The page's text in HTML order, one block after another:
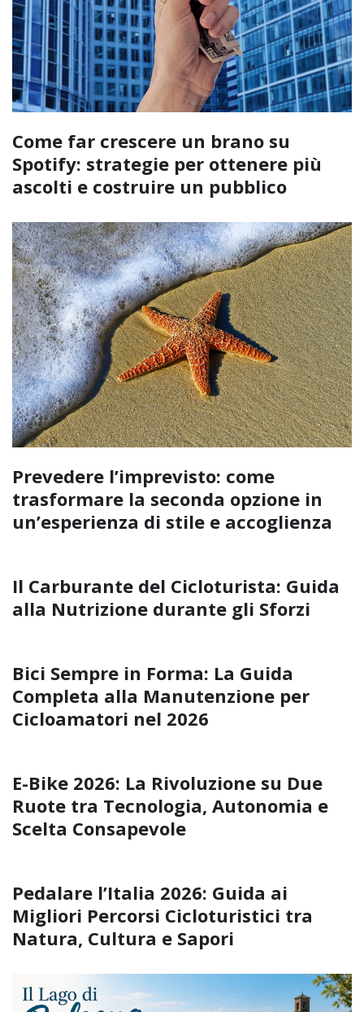
Come far crescere un brano su
Spotify: strategie per ottenere più
ascolti e costruire un pubblico
Prevedere l’imprevisto: come
trasformare la seconda opzione in
un’esperienza di stile e accoglienza
Il Carburante del Cicloturista: Guida
alla Nutrizione durante gli Sforzi
Bici Sempre in Forma: La Guida
Completa alla Manutenzione per
Cicloamatori nel 2026
E-Bike 2026: La Rivoluzione su Due
Ruote tra Tecnologia, Autonomia e
Scelta Consapevole
Pedalare l’Italia 2026: Guida ai
Migliori Percorsi Cicloturistici tra
Natura, Cultura e Sapori